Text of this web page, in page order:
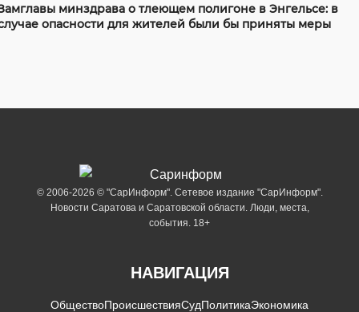
минздрава о тлеющем полигоне в Энгельсе: в
опасности для жителей были бы приняты меры
© 2006-2026 © "СарИнформ". Сетевое издание "СарИнформ".
Новости Саратова и Саратовской области. Люди, места,
события. 18+
НАВИГАЦИЯ
ОбществоПроисшествияСудПолитикаЭкономика